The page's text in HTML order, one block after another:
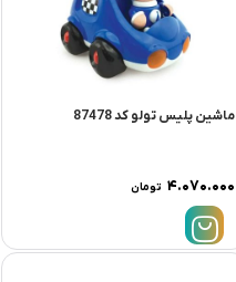
ماشین پلیس تولو کد 87478
۴.۰۷۰.۰۰۰ تومان